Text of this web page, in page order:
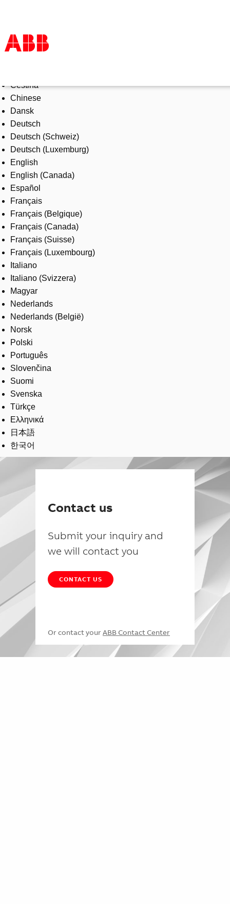
Products & Solutions
Industries
Services
About us
Where to buy
Contact us
Careers
Čeština
Chinese
Dansk
Deutsch
Deutsch (Schweiz)
Deutsch (Luxemburg)
English
English (Canada)
Español
Français
Français (Belgique)
Français (Canada)
Français (Suisse)
Français (Luxembourg)
Italiano
Italiano (Svizzera)
Magyar
Nederlands
Nederlands (België)
Norsk
Polski
Português
Slovenčina
Suomi
Svenska
Türkçe
Ελληνικά
日本語
한국어
Contact us
Submit your inquiry and
we will contact you
CONTACT US
Or contact your ABB Contact Center